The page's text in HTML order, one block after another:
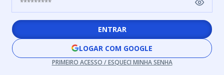
ENTRAR
LOGAR COM GOOGLE
PRIMEIRO ACESSO / ESQUECI MINHA SENHA